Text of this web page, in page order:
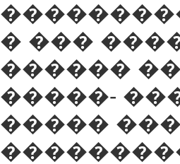
� ���
������
�����-
�����